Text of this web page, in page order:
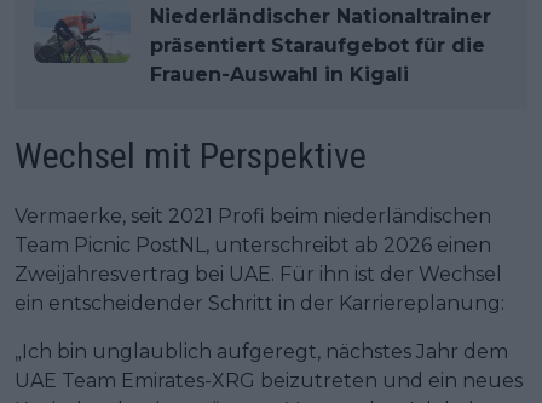
Niederländischer Nationaltrainer
präsentiert Staraufgebot für die
Frauen-Auswahl in Kigali
Wechsel mit Perspektive
Vermaerke, seit 2021 Profi beim niederländischen
Team Picnic PostNL, unterschreibt ab 2026 einen
Zweijahresvertrag bei UAE. Für ihn ist der Wechsel
ein entscheidender Schritt in der Karriereplanung:
„Ich bin unglaublich aufgeregt, nächstes Jahr dem
UAE Team Emirates-XRG beizutreten und ein neues